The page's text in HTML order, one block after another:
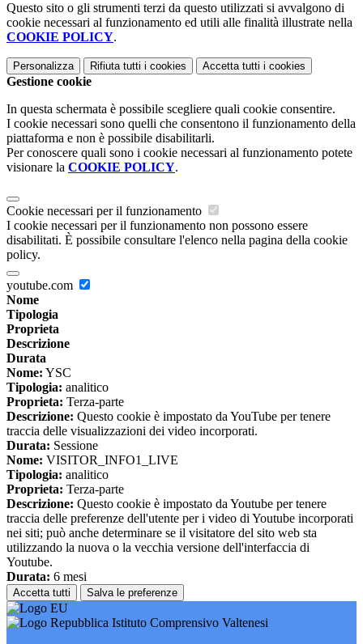
Questo sito o gli strumenti terzi da questo utilizzati si avvalgono di
cookie necessari al funzionamento ed utili alle finalità illustrate nella
COOKIE POLICY.
Personalizza Rifiuta tutti i cookies Accetta tutti i cookies
Gestione cookie
In questa schermata è possibile scegliere quali cookie consentire.
I cookie necessari sono quelli che consentono il funzionamento della
piattaforma e non è possibile disabilitarli.
Per conoscere quali sono i cookie necessari al funzionamento potete
visionare la COOKIE POLICY.
Cookie necessari per il funzionamento
I cookie necessari per il funzionamento non possono essere
disabilitati. È possibile consultare l'elenco nella pagina della cookie
policy.
youtube.com
Nome
Tipologia
Proprieta
Descrizione
Durata
Nome: YSC
Tipologia: analitico
Proprieta: Terza-parte
Descrizione: Questo cookie è impostato da YouTube per tenere
traccia delle visualizzazioni dei video incorporati.
Durata: Sessione
Nome: VISITOR_INFO1_LIVE
Tipologia: analitico
Proprieta: Terza-parte
Descrizione: Questo cookie è impostato da Youtube per tenere
traccia delle preferenze dell'utente per i video di Youtube incorporati
nei siti; può anche determinare se il visitatore del sito web sta
utilizzando la nuova o la vecchia versione dell'interfaccia di
Youtube.
Durata: 6 mesi
Accetta tutti Salva le preferenze
Istituto Comprensivo Valtenesi